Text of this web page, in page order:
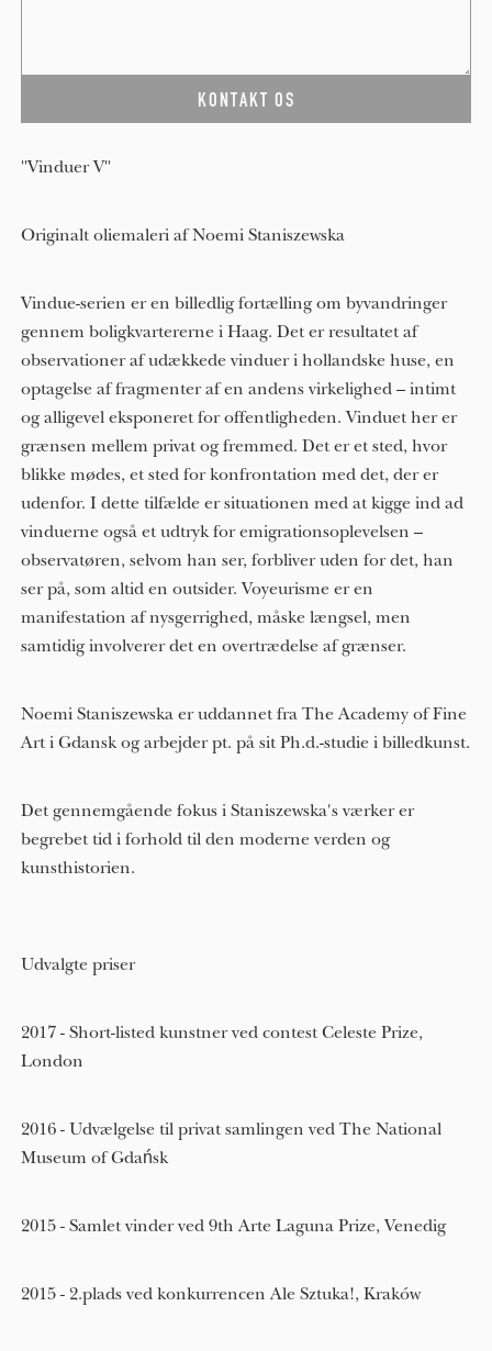
"Vinduer V"
Originalt oliemaleri af Noemi Staniszewska
Vindue-serien er en billedlig fortælling om byvandringer
gennem boligkvartererne i Haag. Det er resultatet af
observationer af udækkede vinduer i hollandske huse, en
optagelse af fragmenter af en andens virkelighed – intimt
og alligevel eksponeret for offentligheden. Vinduet her er
grænsen mellem privat og fremmed. Det er et sted, hvor
blikke mødes, et sted for konfrontation med det, der er
udenfor. I dette tilfælde er situationen med at kigge ind ad
vinduerne også et udtryk for emigrationsoplevelsen –
observatøren, selvom han ser, forbliver uden for det, han
ser på, som altid en outsider. Voyeurisme er en
manifestation af nysgerrighed, måske længsel, men
samtidig involverer det en overtrædelse af grænser.
Noemi Staniszewska er uddannet fra The Academy of Fine
Art i Gdansk og arbejder pt. på sit Ph.d.-studie i billedkunst.
Det gennemgående fokus i Staniszewska's værker er
begrebet tid i forhold til den moderne verden og
kunsthistorien.
Udvalgte priser
2017 - Short-listed kunstner ved contest Celeste Prize,
London
2016 - Udvælgelse til privat samlingen ved The National
Museum of Gdańsk
2015 - Samlet vinder ved 9th Arte Laguna Prize, Venedig
2015 - 2.plads ved konkurrencen Ale Sztuka!, Kraków